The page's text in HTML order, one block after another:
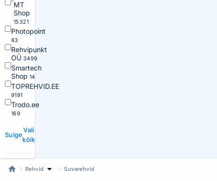
MT
Shop
15321
Photopoint
83
Rehvipunkt
OÜ 3499
Smartech
Shop 14
TOPREHVID.EE
9191
Trodo.ee
169
Sulge
Vali
kõik
Rehvid Suverehvid